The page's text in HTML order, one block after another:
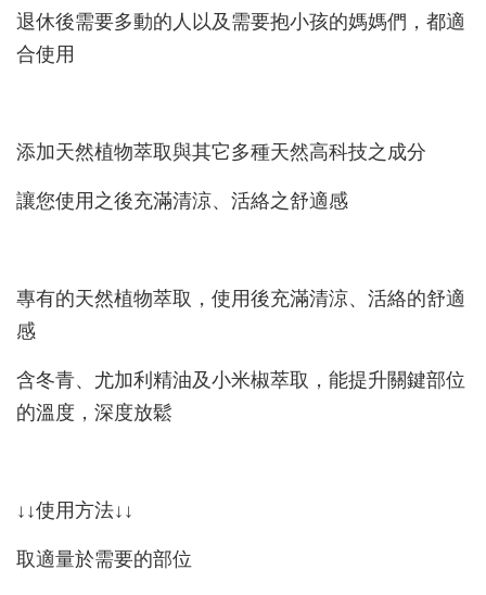
退休後需要多動的人以及需要抱小孩的媽媽們，都適
合使用
添加天然植物萃取與其它多種天然高科技之成分
讓您使用之後充滿清涼、活絡之舒適感
專有的天然植物萃取，使用後充滿清涼、活絡的舒適
感
含冬青、尤加利精油及小米椒萃取，能提升關鍵部位
的溫度，深度放鬆
↓↓使用方法↓↓
取適量於需要的部位